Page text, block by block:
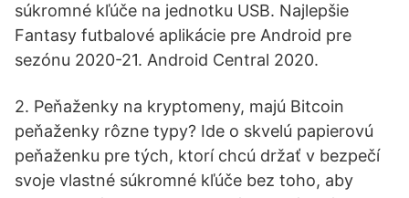
súkromné kľúče na jednotku USB. Najlepšie
Fantasy futbalové aplikácie pre Android pre
sezónu 2020-21. Android Central 2020.
2. Peňaženky na kryptomeny, majú Bitcoin
peňaženky rôzne typy? Ide o skvelú papierovú
peňaženku pre tých, ktorí chcú držať v bezpečí
svoje vlastné súkromné kľúče bez toho, aby